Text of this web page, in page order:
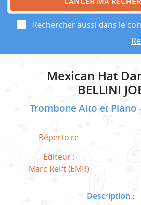
Rechercher aussi dans le
Mexican Hat
BELLINI
Trombone Alto et Piano
Répertoire
Éditeur :
Marc Reift (EMR)
Description :